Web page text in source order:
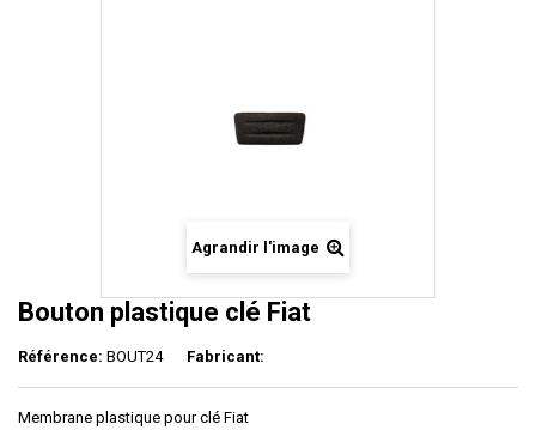
Agrandir l'image
Bouton plastique clé Fiat
Référence: BOUT24 Fabricant:
Membrane plastique pour clé Fiat